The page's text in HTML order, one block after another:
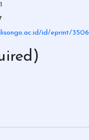
id/eprint/3506